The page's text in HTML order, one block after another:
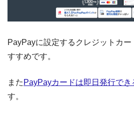
PayPayに設定するクレジットカー
すすめです。
また PayPayカードは即日発行でき
す。